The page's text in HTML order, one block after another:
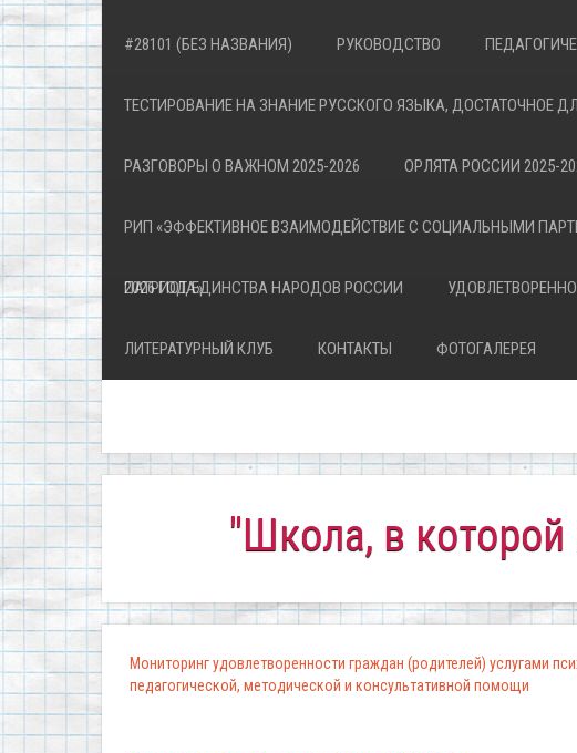
#28101 (БЕЗ НАЗВАНИЯ) РУКОВОДСТВО
ТЕСТИРОВАНИЕ НА ЗНАНИЕ РУССКОГО ЯЗЫКА, ДОСТАТОЧНОЕ
РАЗГОВОРЫ О ВАЖНОМ 2025-2026 ОРЛЯТА РОССИИ 2025-
РИП «ЭФФЕКТИВНОЕ ВЗАИМОДЕЙСТВИЕ С СОЦИАЛЬНЫМИ
ПАТРИОТА»
2026 ГОД ЕДИНСТВА НАРОДОВ РОССИИ
ЛИТЕРАТУРНЫЙ КЛУБ КОНТАКТЫ ФОТОГАЛЕРЕЯ
"Школа, в которой
Мониторинг удовлетворенности граждан (родителей) услугами
педагогической, методической и консультативной помощи